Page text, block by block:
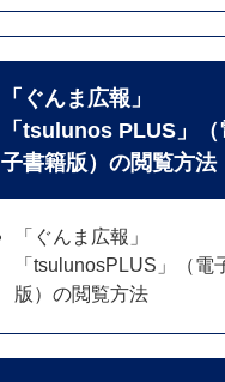
「ぐんま広報」
「tsulunos PLUS」（
子書籍版）の閲覧方法
「ぐんま広報」
「tsulunosPLUS」（電
版）の閲覧方法